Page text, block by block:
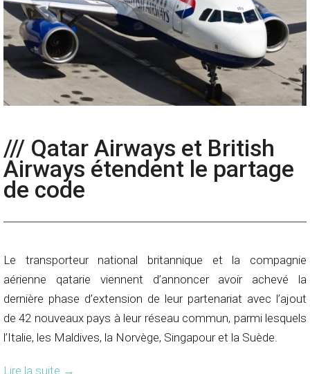
/// Qatar Airways et British
Airways étendent le partage
de code
Le transporteur national britannique et la compagnie
aérienne qatarie viennent d’annoncer avoir achevé la
dernière phase d’extension de leur partenariat avec l’ajout
de 42 nouveaux pays à leur réseau commun, parmi lesquels
l’Italie, les Maldives, la Norvège, Singapour et la Suède.
Lire la suite →